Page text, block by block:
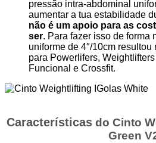
pressão intra-abdominal
aumentar a tua estabilidade
não é um apoio para as
ser. Para fazer isso de forma
uniforme de 4″/10cm
para Powerlifers,
Funcional e Crossfit.
Característicasdo Cinto
Green